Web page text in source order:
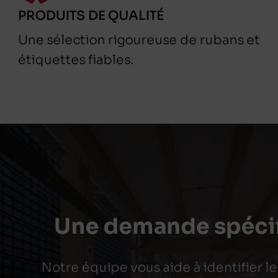
PRODUITS DE QUALITÉ
Une sélection rigoureuse de rubans et
étiquettes fiables.
Une demande
Notre équipe vous aide à identifier